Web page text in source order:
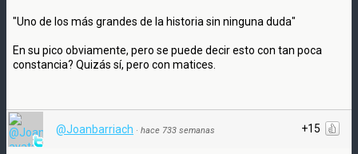
"Uno de los más grandes de la historia sin ninguna duda"
En su pico obviamente, pero se puede decir esto con tan poca
constancia? Quizás sí, pero con matices.
+15
@Joanbarriach · hace 733 semanas